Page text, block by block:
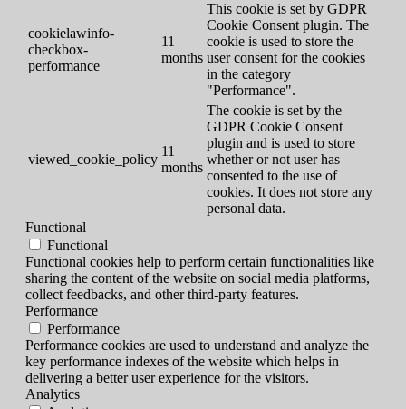
cookielawinfo-
checkbox-
performance
11
months
This cookie is set by GDPR
Cookie Consent plugin. The
cookie is used to store the
user consent for the cookies
in the category
"Performance".
viewed_cookie_policy
11
months
The cookie is set by the
GDPR Cookie Consent
plugin and is used to store
whether or not user has
consented to the use of
cookies. It does not store any
personal data.
Functional
Functional
Functional cookies help to perform certain functionalities like
sharing the content of the website on social media platforms,
collect feedbacks, and other third-party features.
Performance
Performance
Performance cookies are used to understand and analyze the
key performance indexes of the website which helps in
delivering a better user experience for the visitors.
Analytics